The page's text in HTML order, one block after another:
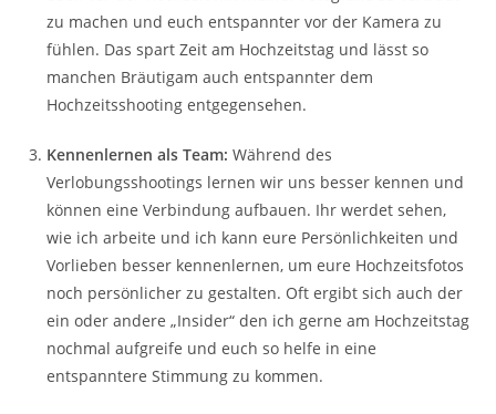
zu machen und euch entspannter vor der Kamera zu
fühlen. Das spart Zeit am Hochzeitstag und lässt so
manchen Bräutigam auch entspannter dem
Hochzeitsshooting entgegensehen.
Kennenlernen als Team: Während des
Verlobungsshootings lernen wir uns besser kennen und
können eine Verbindung aufbauen. Ihr werdet sehen,
wie ich arbeite und ich kann eure Persönlichkeiten und
Vorlieben besser kennenlernen, um eure Hochzeitsfotos
noch persönlicher zu gestalten. Oft ergibt sich auch der
ein oder andere „Insider“ den ich gerne am Hochzeitstag
nochmal aufgreife und euch so helfe in eine
entspanntere Stimmung zu kommen.